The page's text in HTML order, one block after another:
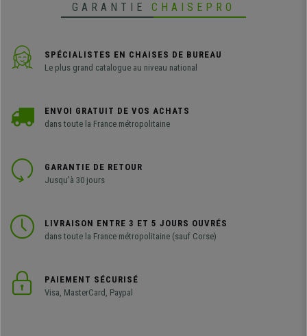
GARANTIE CHAISEPRO
SPÉCIALISTES EN CHAISES DE BUREAU
Le plus grand catalogue au niveau national
ENVOI GRATUIT DE VOS ACHATS
dans toute la France métropolitaine
GARANTIE DE RETOUR
Jusqu'à 30 jours
LIVRAISON ENTRE 3 ET 5 JOURS OUVRÉS
dans toute la France métropolitaine (sauf Corse)
PAIEMENT SÉCURISÉ
Visa, MasterCard, Paypal